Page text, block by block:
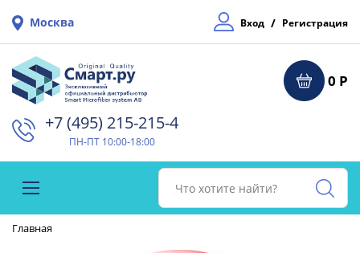
Москва Вход / Регистрация
0 Р
+7 (495) 215-215-4⁠
ПН-ПТ 10:00-18:00
Главная